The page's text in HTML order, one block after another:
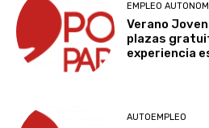
EMPLEO
Verano
plazas
experiencia
AUTOEMPLEO